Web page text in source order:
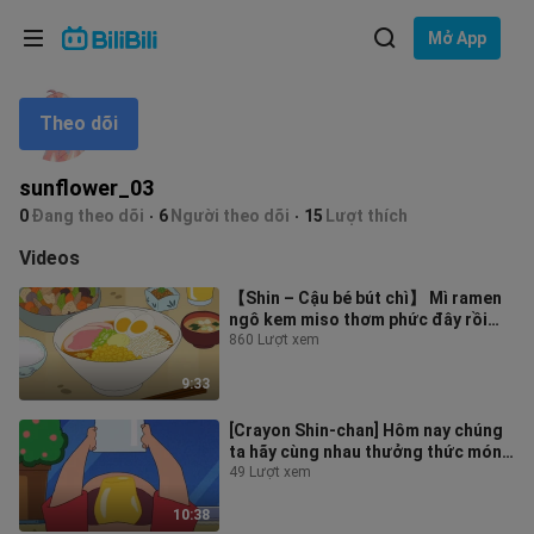
Mở App
sunflower_03
0Đang theo dõi 6 Người theo dõi 15 Lượt thích
Theo dõi
Videos
9:33
【Shin – Cậu bé bút chì】 Mì ramen
ngô kem miso thơm phức đây rồi～
Đồ chua điện tử hôm nay đã lên
860 Lượt xem
10:38
[Crayon Shin-chan] Hôm nay chúng
ta hãy cùng nhau thưởng thức món
pudding siêu cao cấp và sang trọng
49 Lượt xem
Ngôn ngữ: Tiếng Việt
Lựa chọn ngôn ngữ
English
ภาษาไทย
Tiếng Việt
Bahasa Melayu